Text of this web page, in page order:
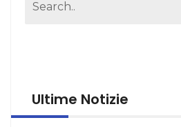
Ultime Notizie